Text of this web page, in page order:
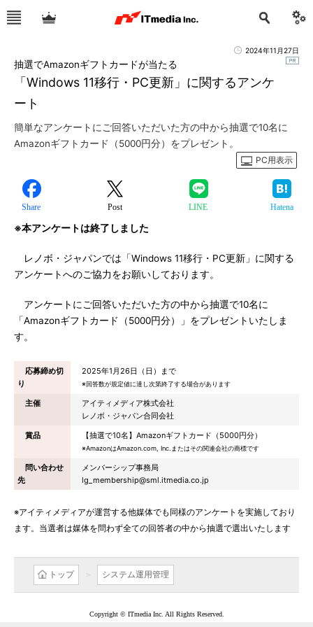
2024年11月27日
「Windows 11移行・PC更新」に関するアンケ
ート
抽選でAmazonギフトカードが当たる
簡単なアンケートにご回答いただいた方の中から抽選で10名に
Amazonギフトカード（5000円分）をプレゼント。
PC用表示
Share Post LINE Hatena
※本アンケートは終了しました
レノボ・ジャパンでは「Windows 11移行・PC更新」に関する
アンケートへのご協力をお願いしております。
アンケートにご回答いただいた方の中から抽選で10名に
「Amazonギフトカード（5000円分）」をプレゼントいたしま
す。
応募締め切
り
2025年1月26日（日）まで
※回答数が規定値に達し次第終了する場合があります
主催
アイティメディア株式会社
レノボ・ジャパン合同会社
賞品
【抽選で10名】Amazonギフトカード（5000円分）
※AmazonはAmazon.com, Inc.またはその関連会社の商標です
問い合わせ
先
メンバーシップ事務局
lg_membership@sml.itmedia.co.jp
※アイティメディアが運営する他媒体でも同様のアンケートを実施しており
ます。当選者は媒体を問わず全ての回答者の中から抽選で選出いたします
トップ システム運用管理
Copyright © ITmedia Inc. All Rights Reserved.